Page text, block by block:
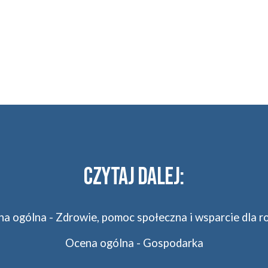
CZYTAJ DALEJ:
ogólna - Zdrowie, pomoc społeczna i wsparcie dla
Ocena ogólna - Gospodarka